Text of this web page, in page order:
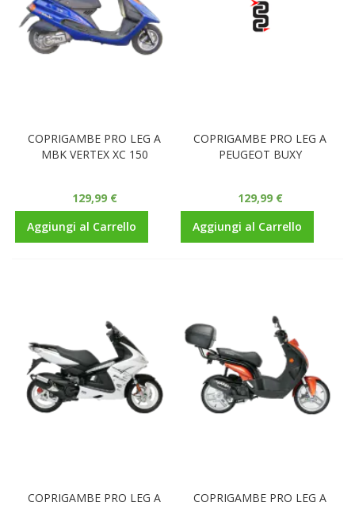
COPRIGAMBE PRO LEG A
MBK VERTEX XC 150
129,99 €
Aggiungi al Carrello
COPRIGAMBE PRO LEG A
PEUGEOT BUXY
129,99 €
Aggiungi al Carrello
COPRIGAMBE PRO LEG A
COPRIGAMBE PRO LEG A